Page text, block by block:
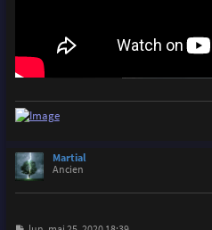
Martial
Ancien